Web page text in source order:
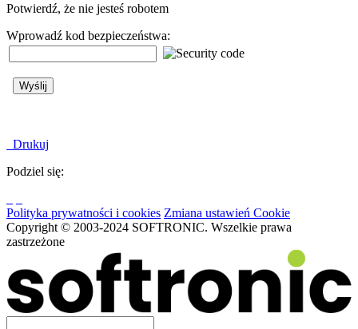
Potwierdź, że nie jesteś robotem
Wprowadź kod bezpieczeństwa:
Drukuj
Podziel się:
Polityka prywatności i cookies Zmiana ustawień Cookie
Copyright © 2003-2024 SOFTRONIC. Wszelkie prawa
zastrzeżone